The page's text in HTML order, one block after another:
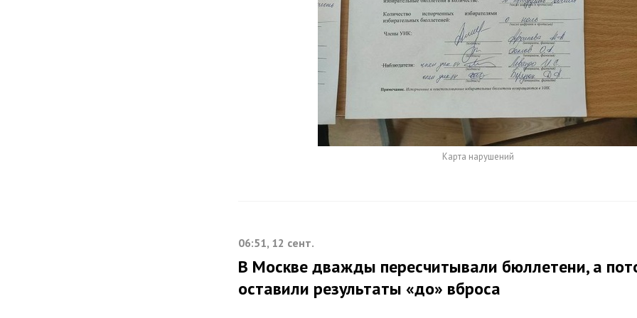
Карта нарушений
06:51, 12 сент.
В Москве дважды пересчитывали бюллетени, а
оставили результаты «до» вброса